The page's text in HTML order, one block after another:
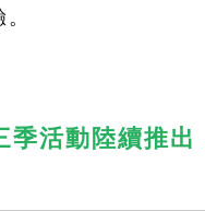
季活動陸續推出